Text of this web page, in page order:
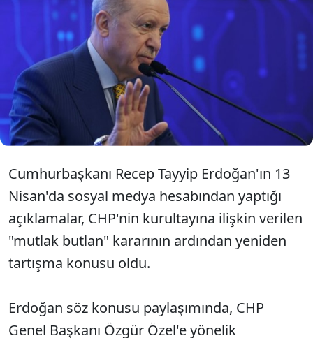
Cumhurbaşkanı Erdoğan'ın 13 Nisan'da
Özgür Özel'e, "Kılıçdaroğlu'nun tavsiyesine
uy" diyerek verdiği mesaj, "mutlak butlan"
kararının ardından yeniden gündem oldu.
Cumhurbaşkanı Recep Tayyip Erdoğan'ın 13
Nisan'da sosyal medya hesabından yaptığı
açıklamalar, CHP'nin kurultayına ilişkin verilen
"mutlak butlan" kararının ardından yeniden
tartışma konusu oldu.
Erdoğan söz konusu paylaşımında, CHP
Genel Başkanı Özgür Özel'e yönelik